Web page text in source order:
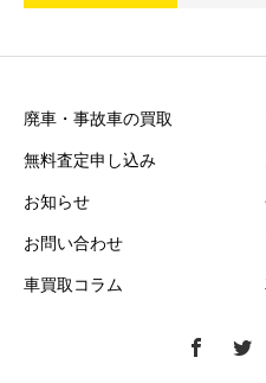
廃車・事故車の買取
無料査定申し込み
お知らせ
お問い合わせ
車買取コラム